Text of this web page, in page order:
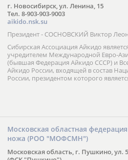
г. Новосибирск, ул. Ленина, 15
Тел. 8-903-903-9003
aikido.nsk.su
Президент - СОСНОВСКИЙ Виктор
Сибирская Ассоциация Айкидо
учредителем Международной Евро-
(бывшая Федерация Айкидо СССР) и
Айкидо России, входящей в состав
России, президентом которого
Московская областная
ножа (РОО "МОФСМН")
Московская область, г. Пушкино, ул.